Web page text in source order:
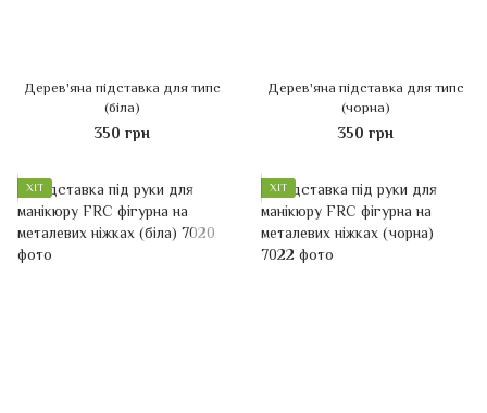
Дерев'яна підставка для типс
(біла)
350 грн
Дерев'яна підставка для типс
(чорна)
350 грн
ХІТ ХІТ